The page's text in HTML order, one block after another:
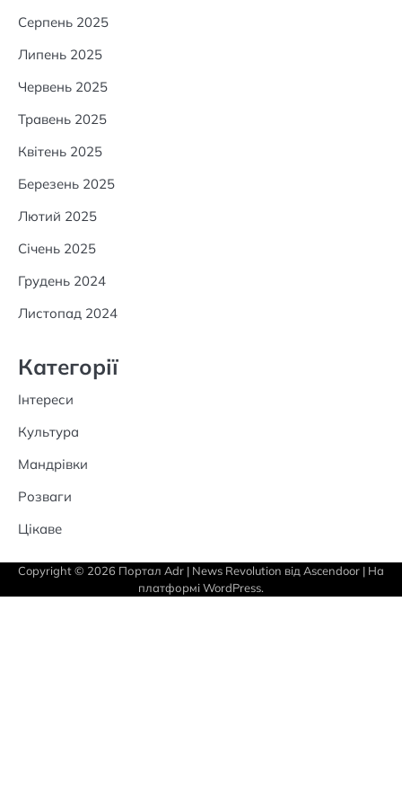
Серпень 2025
Липень 2025
Червень 2025
Травень 2025
Квітень 2025
Березень 2025
Лютий 2025
Січень 2025
Грудень 2024
Листопад 2024
Категорії
Інтереси
Культура
Мандрівки
Розваги
Цікаве
Copyright © 2026 Портал Adr | News Revolution від Ascendoor | На
платформіWordPress.